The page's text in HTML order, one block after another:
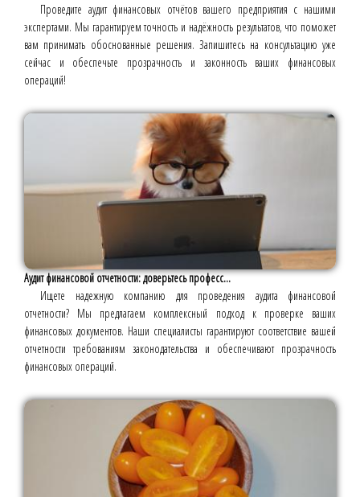
Проведите аудит финансовых отчётов вашего предприятия с нашими
экспертами. Мы гарантируем точность и надёжность результатов, что поможет
вам принимать обоснованные решения. Запишитесь на консультацию уже
сейчас и обеспечьте прозрачность и законность ваших финансовых
операций!
Аудит финансовой отчетности: доверьтесь професс...
Ищете надежную компанию для проведения аудита финансовой
отчетности? Мы предлагаем комплексный подход к проверке ваших
финансовых документов. Наши специалисты гарантируют соответствие вашей
отчетности требованиям законодательства и обеспечивают прозрачность
финансовых операций.